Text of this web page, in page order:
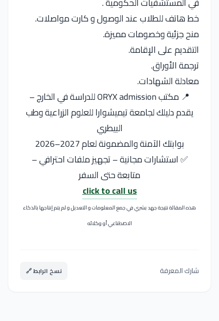
خط هاتف للطلاب عند الوصول و كارت مواصلات.
منح جزئية وخصومات مميزة.
التقديم على الإقامة.
ترجمة الأوراق.
معادلة الشهادات.
📍 مكتب ORYX admission للدراسة في الخارج –
يقدم دليلك لجامعة تيميشوارا للعلوم الزراعية وطب
البيطري
بوابتك الآمنة والمضمونة لعام 2027–2026
✅ استشارات مجانية – تجهيز ملفات احترافي –
متابعة حتى السفر
click to call us
هذه المقالة نتيجة جهد بشري في جمع المعلومات و التعديل و لم يتم إنتاجها بالذكاء
الاصطناعي أو وكلائه
شارك المعرفة نسخ الرابط 🔗